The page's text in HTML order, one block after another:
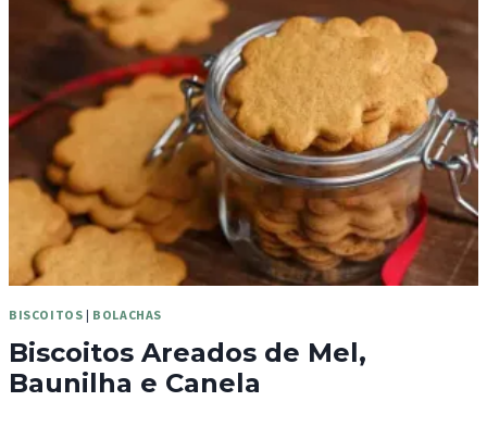
BISCOITOS | BOLACHAS
Biscoitos Areados de Mel,
Baunilha e Canela